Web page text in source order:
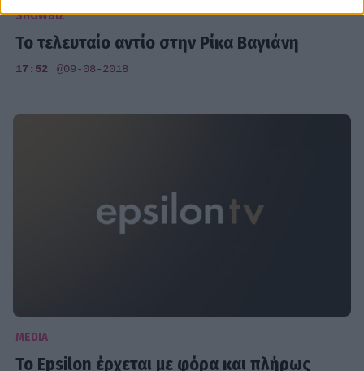
SHOWBIZ
Το τελευταίο αντίο στην Ρίκα Βαγιάνη
17:52 @09-08-2018
MEDIA
Το Epsilon έρχεται με φόρα και πλήρως